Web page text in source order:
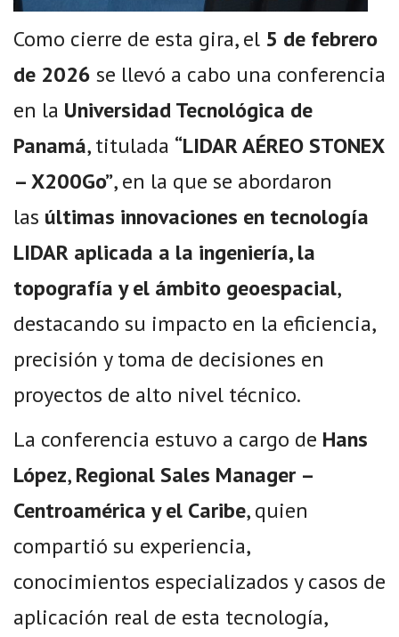
Como cierre de esta gira, el 5 de febrero
de 2026 se llevó a cabo una conferencia
en la Universidad Tecnológica de
Panamá, titulada “LIDAR AÉREO STONEX
– X200Go”, en la que se abordaron
las últimas innovaciones en tecnología
LIDAR aplicada a la ingeniería, la
topografía y el ámbito geoespacial,
destacando su impacto en la eficiencia,
precisión y toma de decisiones en
proyectos de alto nivel técnico.
La conferencia estuvo a cargo de Hans
López,Regional Sales Manager –
Centroamérica y el Caribe, quien
compartió su experiencia,
conocimientos especializados y casos de
aplicación real de esta tecnología,